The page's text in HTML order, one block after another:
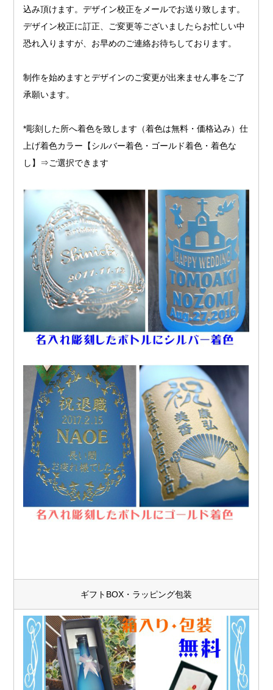
込み頂けます。デザイン校正をメールでお送り致します。
デザイン校正に訂正、ご変更等ございましたらお忙しい中
恐れ入りますが、お早めのご連絡お待ちしております。
制作を始めますとデザインのご変更が出来ません事をご了
承願います。
*彫刻した所へ着色を致します（着色は無料・価格込み）仕
上げ着色カラー【シルバー着色・ゴールド着色・着色な
し】⇒ご選択できます
ギフトBOX・ラッピング包装